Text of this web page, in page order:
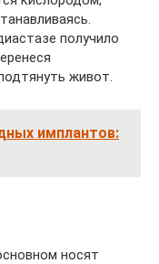
получило
живот.
имплантов:
носят